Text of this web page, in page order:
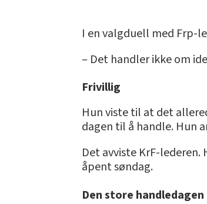
I en valgduell med Frp-
– Det handler ikke om
Frivillig
Hun viste til at det
dagen til å handle. Hun
Det avviste KrF-
åpent søndag.
Den store handledagen